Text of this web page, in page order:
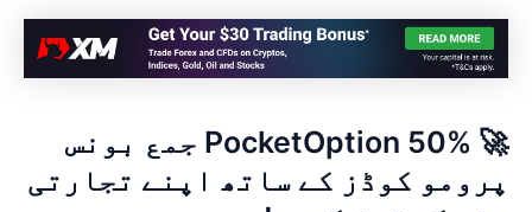
🚀 PocketOption 50% جمع بونس
کوڈز کے ساتھ اپنے تجارتی